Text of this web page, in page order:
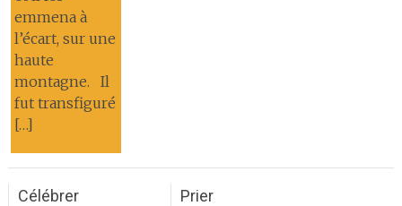
emmena à
l’écart, sur une
haute
montagne. Il
fut transfiguré
[…]
Célébrer Prier